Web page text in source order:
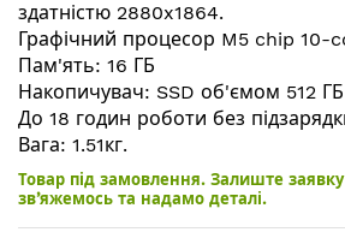
здатністю 2880x1864.
Графічний процесор M5 chip 10-
Пам'ять: 16 ГБ
Накопичувач: SSD об'ємом 512 ГБ
До 18 годин роботи без
Вага: 1.51кг.
Товар під замовлення. Залиште
зв’яжемось та надамо деталі.